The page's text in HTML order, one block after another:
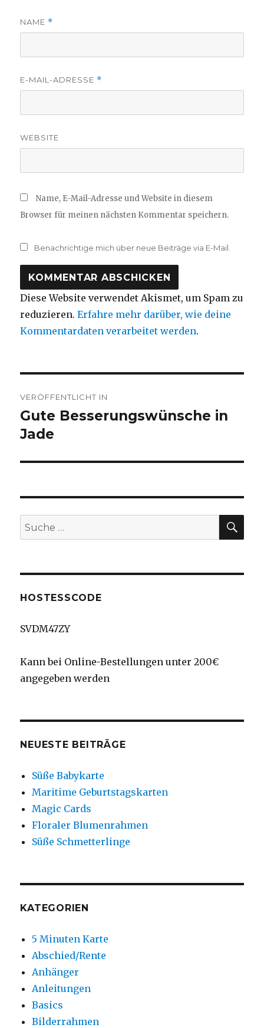
NAME *
E-MAIL-ADRESSE *
WEBSITE
Name, E-Mail-Adresse und Website in diesem
Browser für meinen nächsten Kommentar speichern.
Benachrichtige mich über neue Beiträge via E-Mail.
Diese Website verwendet Akismet, um Spam zu
reduzieren.Erfahre mehr darüber, wie deine
Kommentardaten verarbeitet werden.
VERÖFFENTLICHT IN
Gute Besserungswünsche in
Jade
Suche
nach:
HOSTESSCODE
SVDM47ZY
Kann bei Online-Bestellungen unter 200€
angegeben werden
NEUESTE BEITRÄGE
Süße Babykarte
Maritime Geburtstagskarten
Magic Cards
Floraler Blumenrahmen
Süße Schmetterlinge
KATEGORIEN
5 Minuten Karte
Abschied/Rente
Anhänger
Anleitungen
Basics
Bilderrahmen